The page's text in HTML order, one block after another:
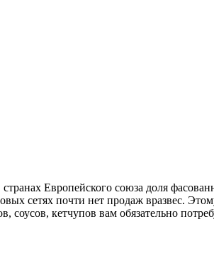
Европейского союза доля
сетях почти нет продаж вразвес.
кетчупов вам обязательно